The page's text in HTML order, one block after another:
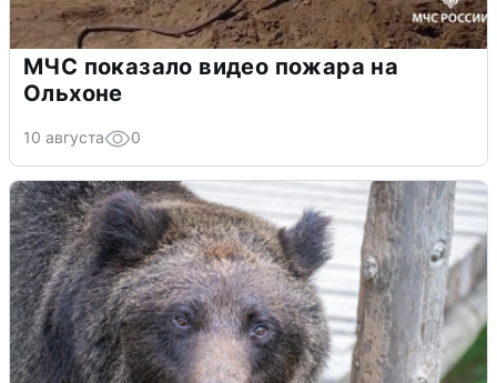
МЧС показало видео пожара на
Ольхоне
10 августа 0